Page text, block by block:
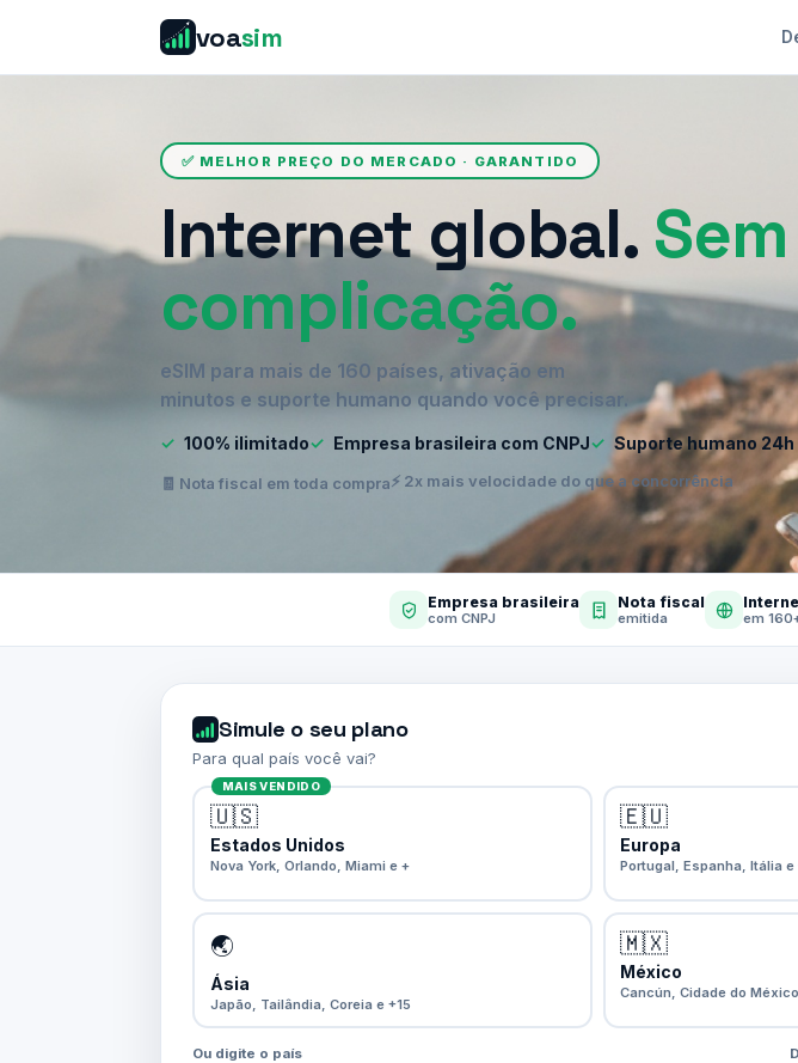
voasim
✅ MELHOR PREÇO DO MERCADO · GARANTIDO
Internet global. Sem
complicação.
eSIM para mais de 160 países, ativação em
minutos e suporte humano quando você precisar.
✓ 100% ilimitado✓ Empresa brasileira com CNPJ✓ Suporte humano 24h
🧾 Nota fiscal em toda compra⚡ 2x mais velocidade do que a concorrência
Empresa brasileira
com CNPJ
Nota fiscal
emitida em
Simule o seu plano
Para qual país você vai?
MAIS VENDIDO
🇺🇸
Estados Unidos
Nova York, Orlando, Miami e +
🇪🇺
Europa
Portugal, Espanha, Itália e
🌏
Ásia
Japão, Tailândia, Coreia e +15
🇲🇽
México
Cancún, Cidade do
Ou digite o país